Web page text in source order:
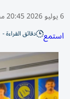
6 يوليو 2026 20:45 مساء
استمع دقائق القراءة - 1